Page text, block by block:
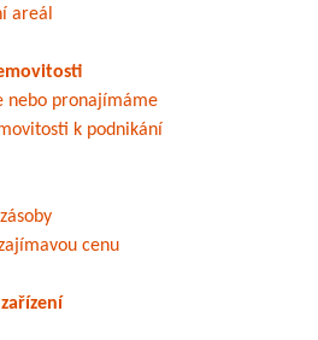
areál
nebo pronajímáme
k podnikání
cenu